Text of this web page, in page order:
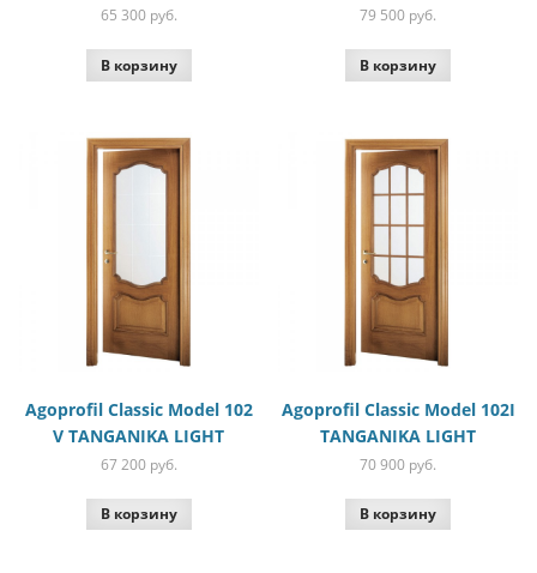
65 300 руб.
В корзину
79 500 руб.
В корзину
Agoprofil Classic Model 102
V TANGANIKA LIGHT
67 200 руб.
В корзину
Agoprofil Classic Model 102I
TANGANIKA LIGHT
70 900 руб.
В корзину